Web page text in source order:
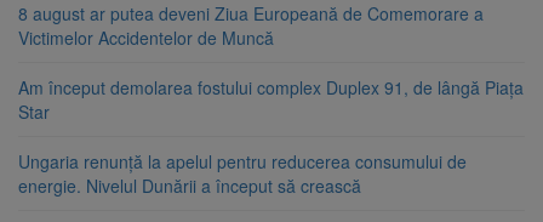
8 august ar putea deveni Ziua Europeană de Comemorare a
Victimelor Accidentelor de Muncă
Am început demolarea fostului complex Duplex 91, de lângă Piața
Star
Ungaria renunță la apelul pentru reducerea consumului de
energie. Nivelul Dunării a început să crească